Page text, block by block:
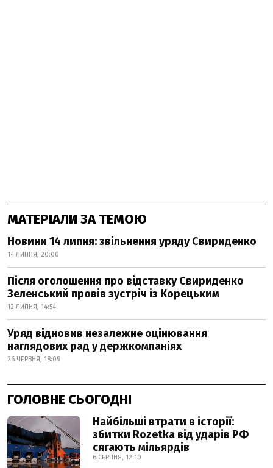
МАТЕРІАЛИ ЗА ТЕМОЮ
Новини 14 липня: звільнення уряду Свириденко
14 ЛИПНЯ, 20:00
Після оголошення про відставку Свириденко
Зеленський провів зустріч із Корецьким
12 ЛИПНЯ, 14:54
Уряд відновив незалежне оцінювання
наглядових рад у держкомпаніях
26 ЧЕРВНЯ, 18:09
ГОЛОВНЕ СЬОГОДНІ
Найбільші втрати в історії:
збитки Rozetka від ударів РФ
сягають мільярдів
6 СЕРПНЯ, 12:10